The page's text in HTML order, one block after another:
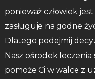
ponieważ człowiek
zasługuje na godne
Dlatego podejmij
Nasz ośrodek leczenia
pomoże Ci w walce z